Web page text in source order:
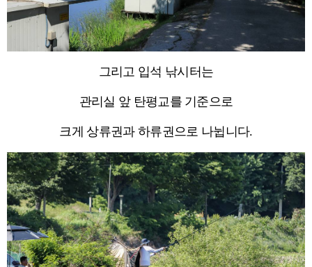
그리고 입석 낚시터는
관리실 앞 탄평교를 기준으로
크게 상류권과 하류권으로 나뉩니다.